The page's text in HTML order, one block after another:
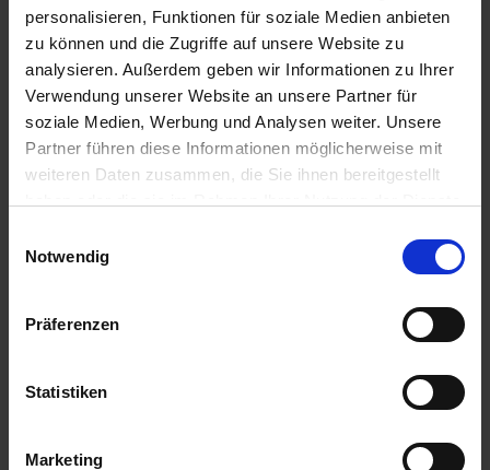
personalisieren, Funktionen für soziale Medien anbieten
zu können und die Zugriffe auf unsere Website zu
analysieren. Außerdem geben wir Informationen zu Ihrer
Verwendung unserer Website an unsere Partner für
soziale Medien, Werbung und Analysen weiter. Unsere
Partner führen diese Informationen möglicherweise mit
weiteren Daten zusammen, die Sie ihnen bereitgestellt
Notwendig
Präferenzen
Statistiken
Marketing
Shirlan
ZUM PRODUKT
Funguran progress
zzgl.
ZUM PRODUKT